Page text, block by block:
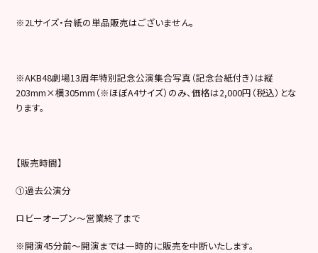
※2Lサイズ・台紙の単品販売はございません。
※AKB48劇場13周年特別記念公演集合写真（記念台紙付き）は縦
203mm×横305mm（※ほぼA4サイズ）のみ、価格は2,000円（税込）とな
ります。
【販売時間】
①過去公演分
ロビーオープン～営業終了まで
※開演45分前～開演までは一時的に販売を中断いたします。